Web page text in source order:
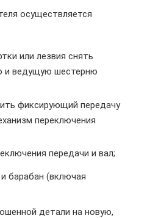
осуществляется
или лезвия снять
и ведущую шестерню
фиксирующий передачу
переключения
передачи и вал;
барабан (включая
детали на новую,